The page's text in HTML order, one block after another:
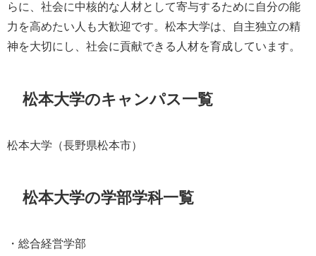
らに、社会に中核的な人材として寄与するために自分の能
力を高めたい人も大歓迎です。松本大学は、自主独立の精
神を大切にし、社会に貢献できる人材を育成しています。
松本大学のキャンパス一覧
松本大学（長野県松本市）
松本大学の学部学科一覧
・総合経営学部